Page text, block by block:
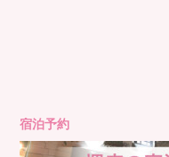
宿泊予約